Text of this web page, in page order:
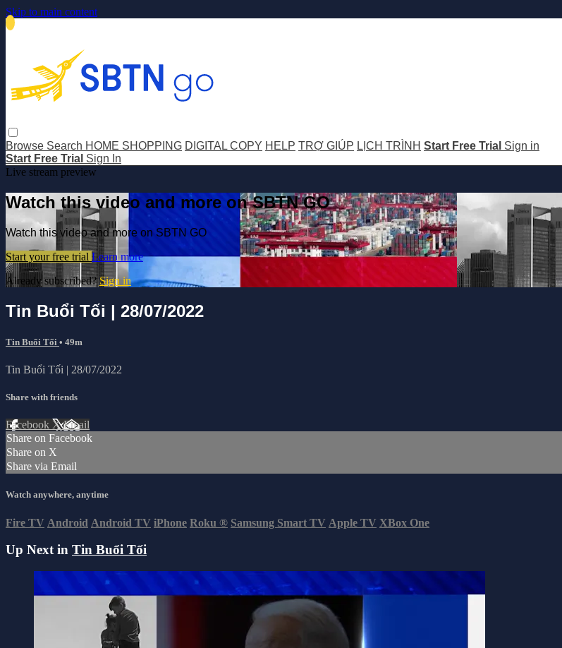
Skip to main content
Browse Search HOME SHOPPING DIGITAL COPY HELP TRỢ GIÚP LỊCH TRÌNH Start Free Trial Sign in
Start Free Trial Sign In
Live stream preview
Watch this video and more on SBTN GO
Watch this video and more on SBTN GO
Start your free trial Learn more
Already subscribed? Sign in
Tin Buổi Tối | 28/07/2022
Tin Buổi Tối • 49m
Tin Buổi Tối | 28/07/2022
Share with friends
Facebook XEmail
Share on Facebook
Share on X
Share via Email
Watch anywhere, anytime
Fire TV Android Android TV iPhone Roku ® Samsung Smart TV Apple TV XBox One
Up Next in Tin Buổi Tối